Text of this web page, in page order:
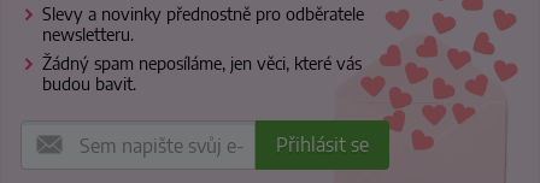
Slevy a novinky přednostně pro odběratele
newsletteru.
Žádný spam neposíláme, jen věci, které vás
budou bavit.